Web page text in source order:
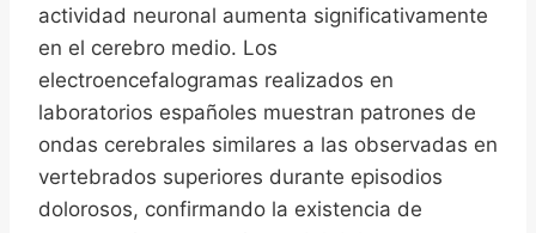
actividad neuronal aumenta significativamente
en el cerebro medio. Los
electroencefalogramas realizados en
laboratorios españoles muestran patrones de
ondas cerebrales similares a las observadas en
vertebrados superiores durante episodios
dolorosos, confirmando la existencia de